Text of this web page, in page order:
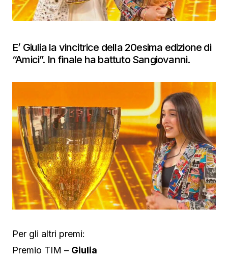
E’ Giulia la vincitrice della 20esima edizione di
“Amici”. In finale ha battuto Sangiovanni.
Per gli altri premi:
Premio TIM – Giulia